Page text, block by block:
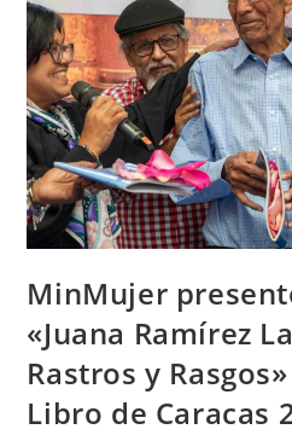
MinMujer
«Juana Ramírez
Rastros y
Libro de Caracas